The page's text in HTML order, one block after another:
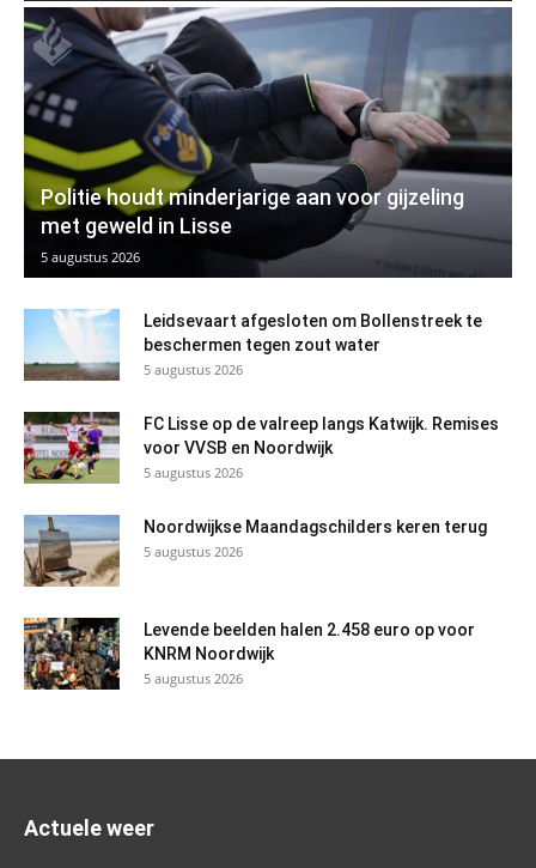
Politie houdt minderjarige aan voor gijzeling
met geweld in Lisse
5 augustus 2026
Leidsevaart afgesloten om Bollenstreek te
beschermen tegen zout water
5 augustus 2026
FC Lisse op de valreep langs Katwijk. Remises
voor VVSB en Noordwijk
5 augustus 2026
Noordwijkse Maandagschilders keren terug
5 augustus 2026
Levende beelden halen 2.458 euro op voor
KNRM Noordwijk
5 augustus 2026
Actuele weer